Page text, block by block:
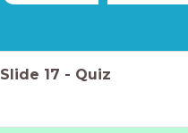
Slide 17 - Quiz